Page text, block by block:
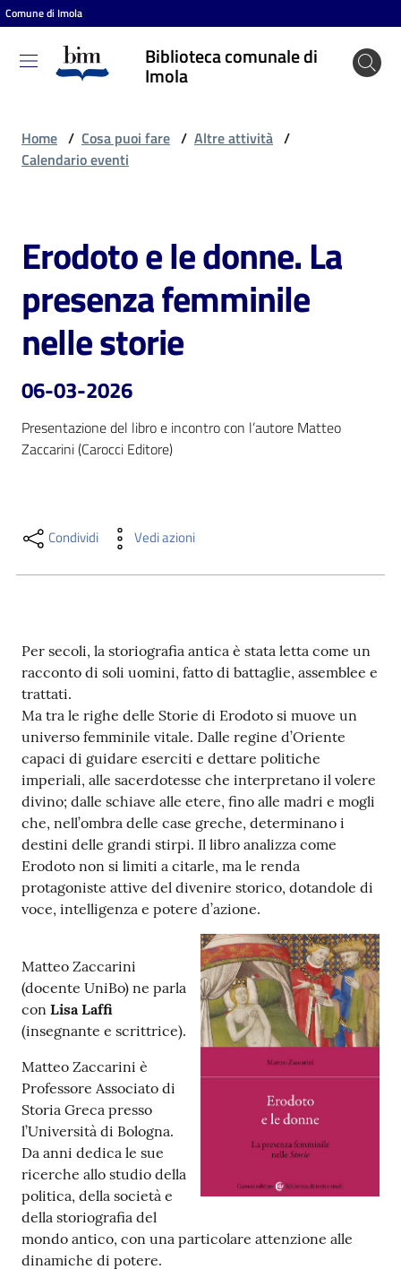
Vai al contenuto
Vai alla navigazione
Vai al footer
Comune di Imola
Biblioteca comunale di
Imola
Biblioteca
comunale
Cosa
puoi
fare
Scopri
contenuti
Casa
Piani
Archivio
storico
Decentrate
Patto
per
la
lettura
Seguici
su
Catalogo
on line
Home / Cosa puoi fare / Altre attività /
Calendario eventi
Salta al contenuto
Erodoto e le donne. La
presenza femminile
nelle storie
06-03-2026
Presentazione del libro e incontro con l’autore Matteo
Zaccarini (Carocci Editore)
Condividi Vedi azioni
Per secoli, la storiografia antica è stata letta come un
racconto di soli uomini, fatto di battaglie, assemblee e
trattati.
Ma tra le righe delle Storie di Erodoto si muove un
universo femminile vitale. Dalle regine d’Oriente
capaci di guidare eserciti e dettare politiche
imperiali, alle sacerdotesse che interpretano il volere
divino; dalle schiave alle etere, fino alle madri e mogli
che, nell’ombra delle case greche, determinano i
destini delle grandi stirpi. Il libro analizza come
Erodoto non si limiti a citarle, ma le renda
protagoniste attive del divenire storico, dotandole di
voce, intelligenza e potere d’azione.
Matteo Zaccarini
(docente UniBo) ne parla
con Lisa Laffi
(insegnante e scrittrice).
Matteo Zaccarini è
Professore Associato di
Storia Greca presso
l’Università di Bologna.
Da anni dedica le sue
ricerche allo studio della
politica, della società e
della storiografia del
mondo antico, con una particolare attenzione alle
dinamiche di potere.